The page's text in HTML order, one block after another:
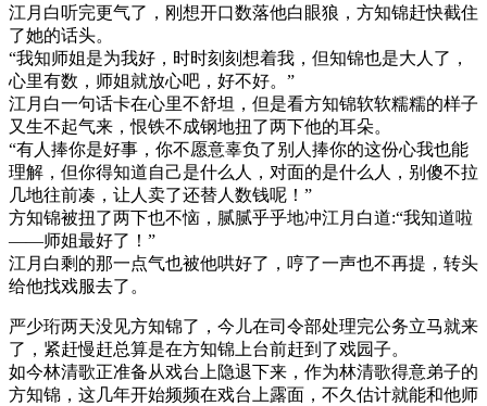
江月白听完更气了，刚想开口数落他白眼狼，方知锦赶快截住
了她的话头。
“我知师姐是为我好，时时刻刻想着我，但知锦也是大人了，
心里有数，师姐就放心吧，好不好。”
江月白一句话卡在心里不舒坦，但是看方知锦软软糯糯的样子
又生不起气来，恨铁不成钢地扭了两下他的耳朵。
“有人捧你是好事，你不愿意辜负了别人捧你的这份心我也能
理解，但你得知道自己是什么人，对面的是什么人，别傻不拉
几地往前凑，让人卖了还替人数钱呢！”
方知锦被扭了两下也不恼，腻腻乎乎地冲江月白道:“我知道啦
——师姐最好了！”
江月白剩的那一点气也被他哄好了，哼了一声也不再提，转头
给他找戏服去了。
严少珩两天没见方知锦了，今儿在司令部处理完公务立马就来
了，紧赶慢赶总算是在方知锦上台前赶到了戏园子。
如今林清歌正准备从戏台上隐退下来，作为林清歌得意弟子的
方知锦，这几年开始频频在戏台上露面，不久估计就能和他师